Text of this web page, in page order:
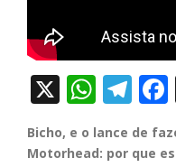
X
Bicho, e o lance de
Motorhead: por que